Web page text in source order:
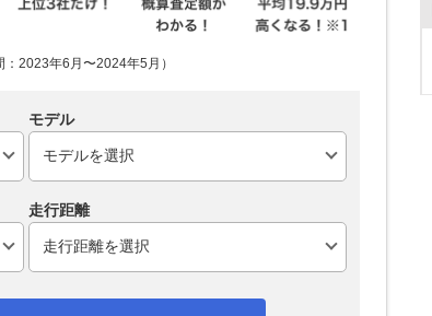
2023年6月〜2024年5月）
モデル
走行距離